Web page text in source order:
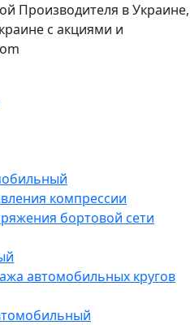
Производителя в Украине,
с акциями и
компрессии
бортовой сети
автомобильных кругов